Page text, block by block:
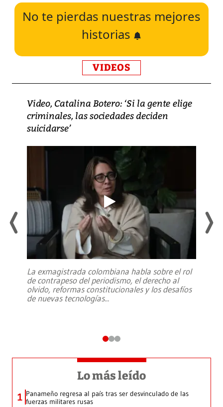
No te pierdas nuestras mejores
historias
VIDEOS
Video, Catalina Botero: ‘Si la gente elige
criminales, las sociedades deciden
suicidarse’
La exmagistrada colombiana habla sobre el rol
de contrapeso del periodismo, el derecho al
olvido, reformas constitucionales y los desafíos
de nuevas tecnologías...
Lo más leído
1 Panameño regresa al país tras ser desvinculado de las
fuerzas militares rusas